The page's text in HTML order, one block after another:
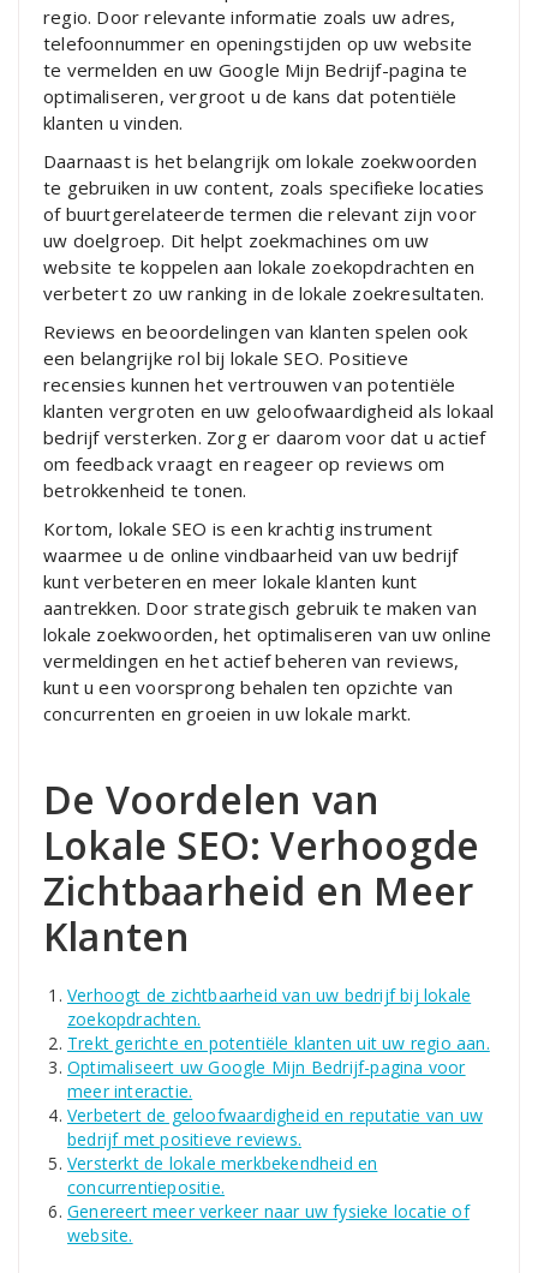
regio. Door relevante informatie zoals uw adres,
telefoonnummer en openingstijden op uw website
te vermelden en uw Google Mijn Bedrijf-pagina te
optimaliseren, vergroot u de kans dat potentiële
klanten u vinden.
Daarnaast is het belangrijk om lokale zoekwoorden
te gebruiken in uw content, zoals specifieke locaties
of buurtgerelateerde termen die relevant zijn voor
uw doelgroep. Dit helpt zoekmachines om uw
website te koppelen aan lokale zoekopdrachten en
verbetert zo uw ranking in de lokale zoekresultaten.
Reviews en beoordelingen van klanten spelen ook
een belangrijke rol bij lokale SEO. Positieve
recensies kunnen het vertrouwen van potentiële
klanten vergroten en uw geloofwaardigheid als lokaal
bedrijf versterken. Zorg er daarom voor dat u actief
om feedback vraagt en reageer op reviews om
betrokkenheid te tonen.
Kortom, lokale SEO is een krachtig instrument
waarmee u de online vindbaarheid van uw bedrijf
kunt verbeteren en meer lokale klanten kunt
aantrekken. Door strategisch gebruik te maken van
lokale zoekwoorden, het optimaliseren van uw online
vermeldingen en het actief beheren van reviews,
kunt u een voorsprong behalen ten opzichte van
concurrenten en groeien in uw lokale markt.
De Voordelen van
Lokale SEO: Verhoogde
Zichtbaarheid en Meer
Klanten
Verhoogt de zichtbaarheid van uw bedrijf bij lokale
zoekopdrachten.
Trekt gerichte en potentiële klanten uit uw regio aan.
Optimaliseert uw Google Mijn Bedrijf-pagina voor
meer interactie.
Verbetert de geloofwaardigheid en reputatie van uw
bedrijf met positieve reviews.
Versterkt de lokale merkbekendheid en
concurrentiepositie.
Genereert meer verkeer naar uw fysieke locatie of
website.